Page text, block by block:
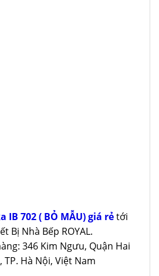
IB 702 ( BỎ MẪU) giá rẻtới
Bị Nhà Bếp ROYAL.
346 Kim Ngưu, Quận Hai
TP. Hà Nội, Việt Nam